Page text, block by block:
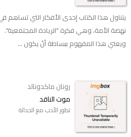
يتناول هذا الكتاب إحدى الأفكار التي تساهم
نهضة الأمة، وهي فكرة "الريادة المجتمعية".
ويعني هذا المفهوم ببساطة أنْ يكون ...
رونان ماكدونالد
موت الناقد
تطور الأدب مع الحداثة